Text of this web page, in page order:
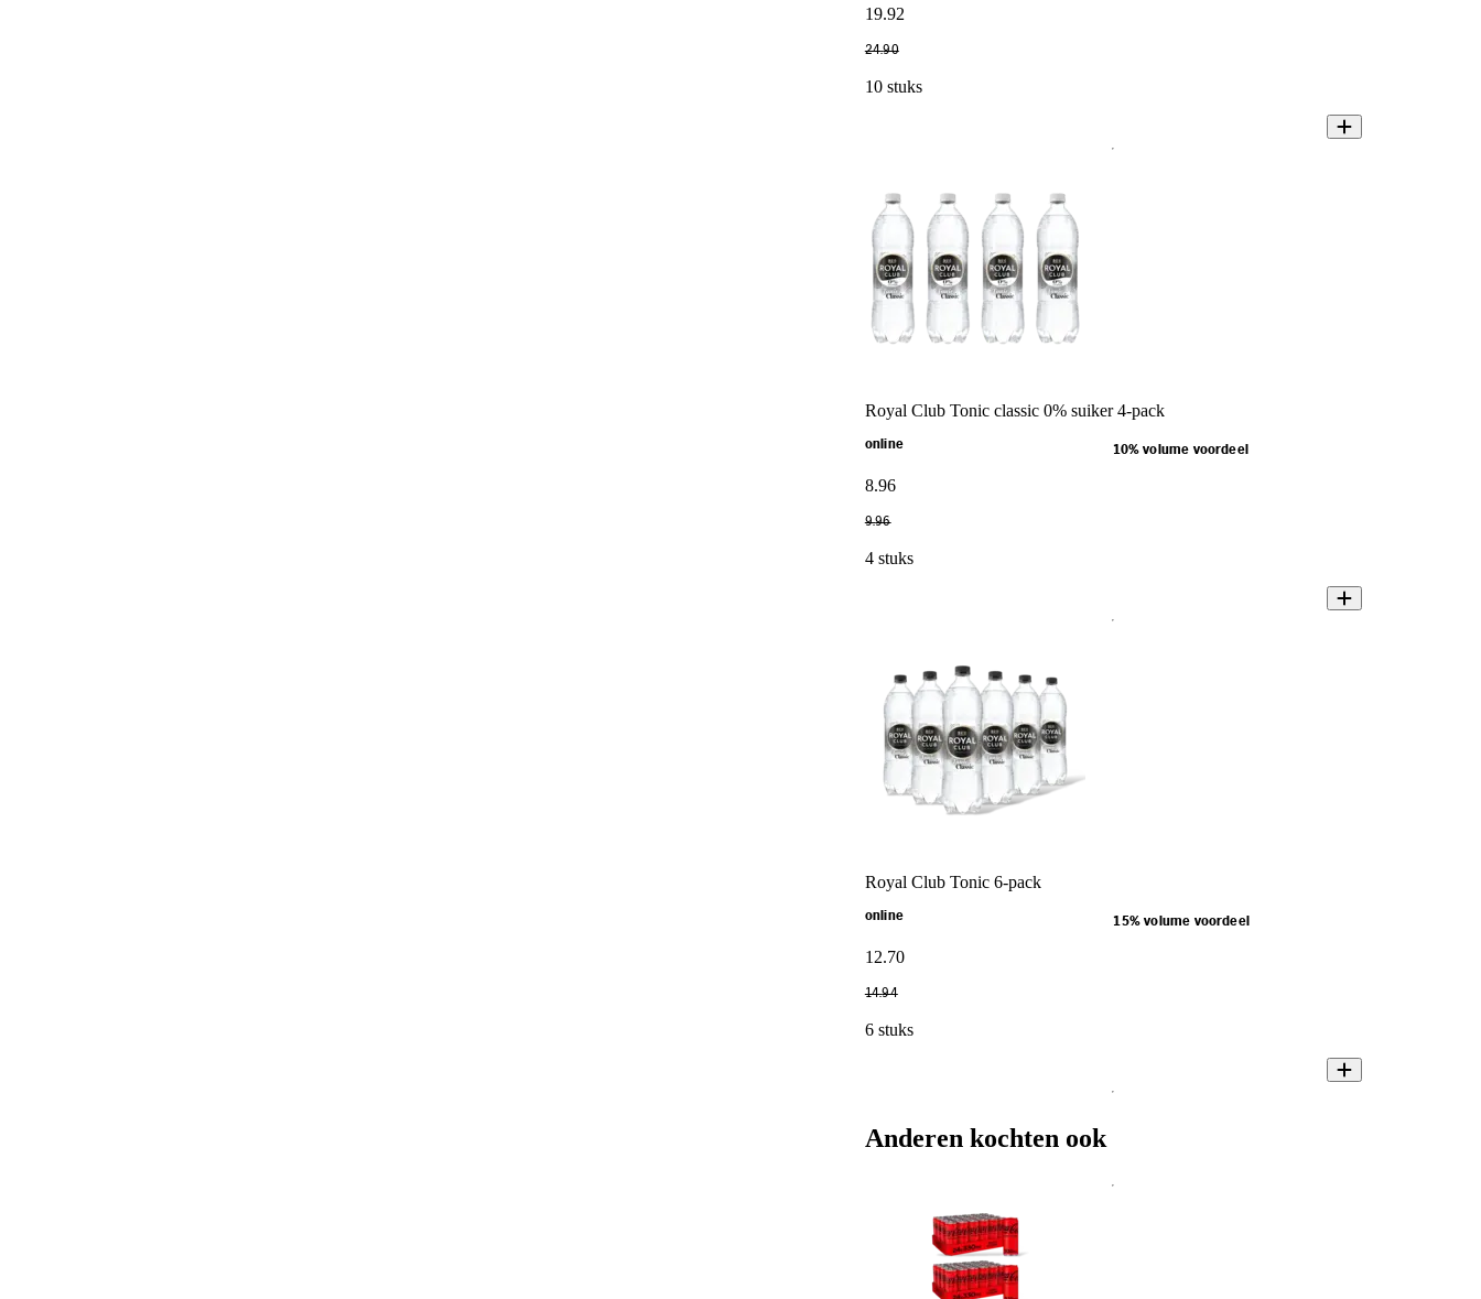
19.92
24.90
10 stuks
Royal Club Tonic classic 0% suiker 4-pack
online 10% volume voordeel
8.96
9.96
4 stuks
Royal Club Tonic 6-pack
online 15% volume voordeel
12.70
14.94
6 stuks
Anderen kochten ook